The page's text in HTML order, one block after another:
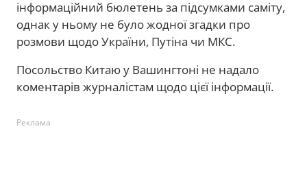
інформаційний бюлетень за підсумками саміту,
однак у ньому не було жодної згадки про
розмови щодо України, Путіна чи МКС.
Посольство Китаю у Вашингтоні не надало
коментарів журналістам щодо цієї інформації.
Реклама